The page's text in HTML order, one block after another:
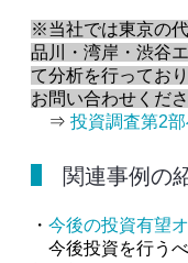
※当社では東京の
品川・湾岸・渋谷
て分析を行ってお
お問い合わせくださ
⇒ 投資調査第2
関連事例の
・ 今後の投資有望
今後投資を行う